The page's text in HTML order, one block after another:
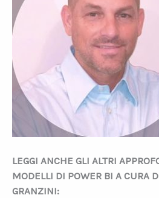
LEGGI ANCHE GLI ALTRI
MODELLI DI POWER BI A CURA
GRANZINI: